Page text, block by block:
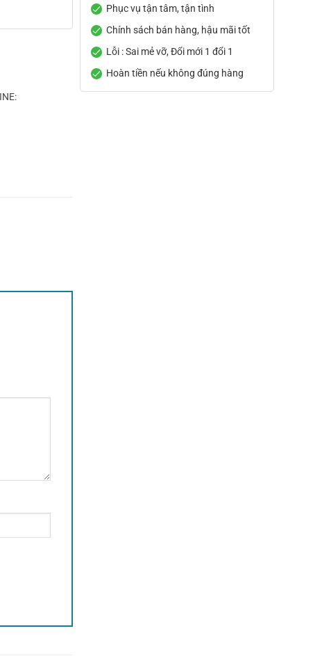
Phục vụ tận tâm, tận tình
Chính sách bán hàng, hậu mãi tốt
Lỗi : Sai mẻ vỡ, Đổi mới 1 đổi 1
Hoàn tiền nếu không đúng hàng